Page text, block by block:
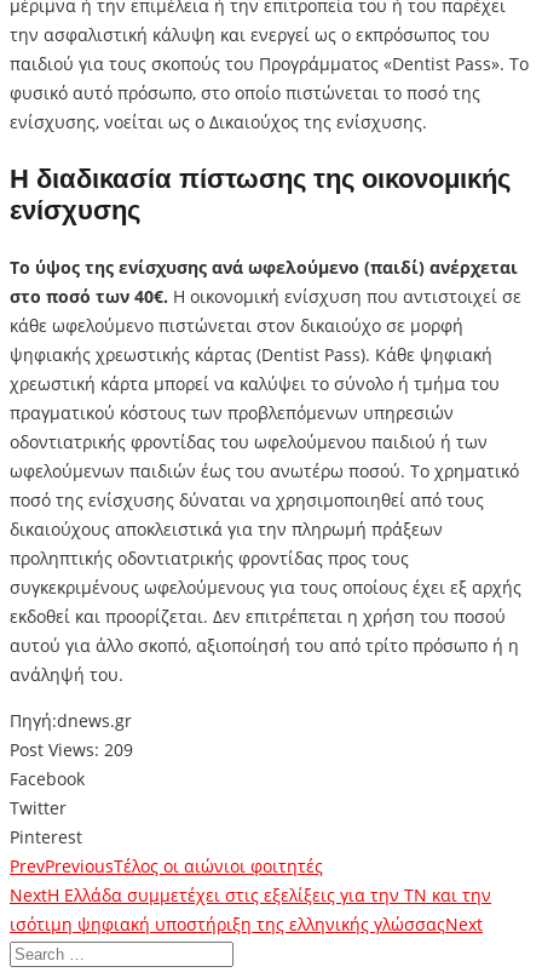
μέριμνα ή την επιμέλεια ή την επιτροπεία του ή του παρέχει
την ασφαλιστική κάλυψη και ενεργεί ως ο εκπρόσωπος του
παιδιού για τους σκοπούς του Προγράμματος «Dentist Pass». Το
φυσικό αυτό πρόσωπο, στο οποίο πιστώνεται το ποσό της
ενίσχυσης, νοείται ως ο Δικαιούχος της ενίσχυσης.
Η διαδικασία πίστωσης της οικονομικής
ενίσχυσης
Το ύψος της ενίσχυσης ανά ωφελούμενο (παιδί) ανέρχεται
στο ποσό των 40€. Η οικονομική ενίσχυση που αντιστοιχεί σε
κάθε ωφελούμενο πιστώνεται στον δικαιούχο σε μoρφή
ψηφιακής χρεωστικής κάρτας (Dentist Pass). Κάθε ψηφιακή
χρεωστική κάρτα μπορεί να καλύψει το σύνολο ή τμήμα του
πραγματικού κόστους των προβλεπόμενων υπηρεσιών
οδοντιατρικής φροντίδας του ωφελούμενου παιδιού ή των
ωφελούμενων παιδιών έως του ανωτέρω ποσού. Το χρηματικό
ποσό της ενίσχυσης δύναται να χρησιμοποιηθεί από τους
δικαιούχους αποκλειστικά για την πληρωμή πράξεων
προληπτικής οδοντιατρικής φροντίδας προς τους
συγκεκριμένους ωφελούμενους για τους οποίους έχει εξ αρχής
εκδοθεί και προορίζεται. Δεν επιτρέπεται η χρήση του ποσού
αυτού για άλλο σκοπό, αξιοποίησή του από τρίτο πρόσωπο ή η
ανάληψή του.
Πηγή:dnews.gr
Post Views: 209
Facebook
Twitter
Pinterest
PrevPreviousΤέλος οι αιώνιοι φοιτητές
NextΗ Ελλάδα συμμετέχει στις εξελίξεις για την ΤΝ και την
ισότιμη ψηφιακή υποστήριξη της ελληνικής γλώσσαςNext